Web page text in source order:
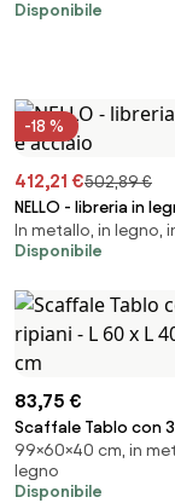
Disponibile
-18 %
412,21 €502,89 €
NELLO - libreria in
acciaio
In metallo, in legno,
Disponibile
83,75 €
Scaffale Tablo con
60 x L 40 x H 99 cm
99×60×40 cm, in
legno
Disponibile